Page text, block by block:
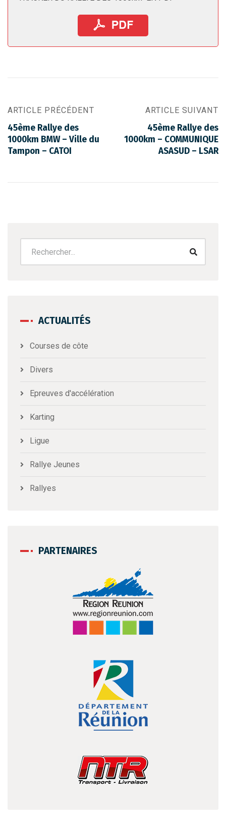
ARTICLE PRÉCÉDENT
45ème Rallye des
1000km BMW – Ville du
Tampon – CATOI
ARTICLE SUIVANT
45ème Rallye des
1000km – COMMUNIQUE
ASASUD – LSAR
ACTUALITÉS
Courses de côte
Divers
Epreuves d'accélération
Karting
Ligue
Rallye Jeunes
Rallyes
PARTENAIRES